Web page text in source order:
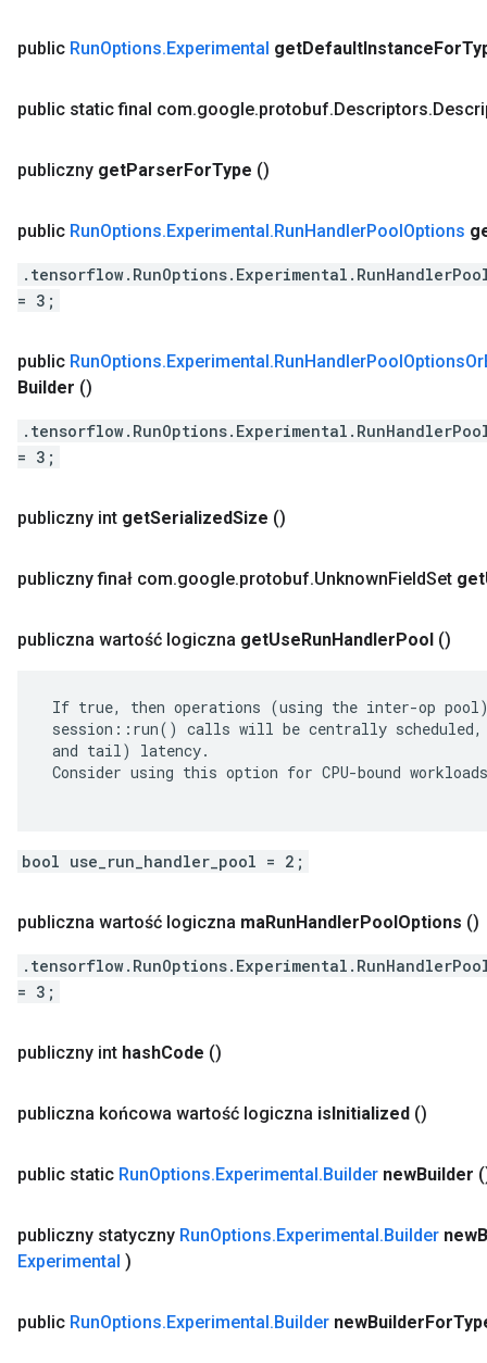
public RunOptions.Experimental getDefaultInstanceFor
public static final com.google.protobuf.Descriptors.
publiczny getParserForType ()
public RunOptions.Experimental.RunHandlerPoolOptions
= 3;
public RunOptions.Experimental.RunHandlerPoolOptionsOr
Builder ()
= 3;
publiczny int getSerializedSize ()
publiczny finał com.google.protobuf.UnknownFieldSet get
publiczna wartość logiczna getUseRunHandlerPool ()
If true, then operations (using the inter-op
session::run() calls will be centrally scheduled,
and tail) latency.
Consider using this option for CPU-bound
bool use_run_handler_pool = 2;
publiczna wartość logiczna maRunHandlerPoolOptions ()
= 3;
publiczny int hashCode ()
publiczna końcowa wartość logiczna isInitialized ()
public static RunOptions.Experimental.Builder newBuilder
publiczny statyczny RunOptions.Experimental.Builder new
Experimental )
public RunOptions.Experimental.Builder newBuilderFor